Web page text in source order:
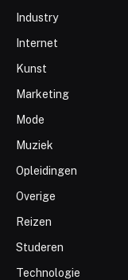
Industry
Internet
Kunst
Marketing
Mode
Muziek
Opleidingen
Overige
Reizen
Studeren
Technologie